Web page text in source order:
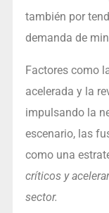
también por
demanda de
Factores como
acelerada y la
impulsando la
escenario, las
como una
críticos y
sector.